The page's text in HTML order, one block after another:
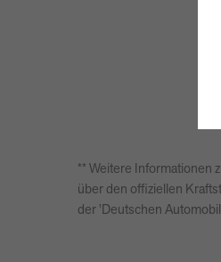
** Weitere Informationen
über den offiziellen
der 'Deutschen